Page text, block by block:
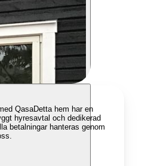
QasaDetta hem har en
hyresavtal och dedikerad
betalningar hanteras genom